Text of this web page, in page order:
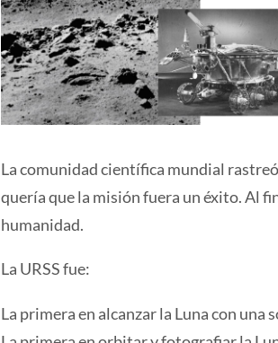
La comunidad científica mundial
quería que la misión fuera un éxito. Al
humanidad.
La URSS fue:
La primera en alcanzar la Luna con una